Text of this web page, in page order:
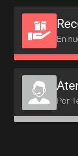
En
Por